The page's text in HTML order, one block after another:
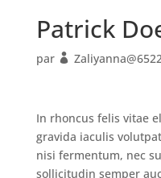
Patrick
par
In rhoncus felis vitae
gravida iaculis
nisi fermentum, nec
sollicitudin semper